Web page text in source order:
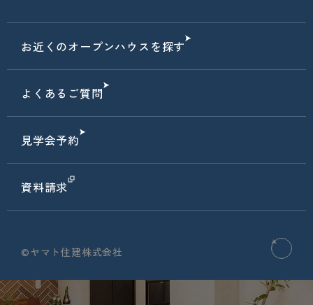
お近くのオープンハウスを探す
よくあるご質問
見学会予約
資料請求
©ヤマト住建株式会社